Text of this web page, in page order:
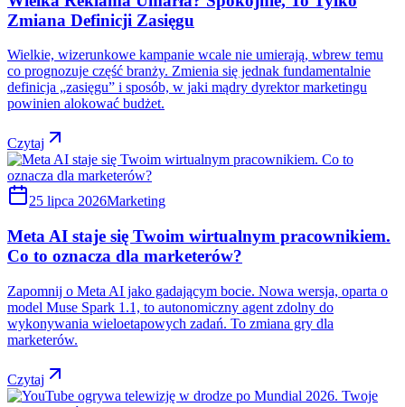
Zmiana Definicji Zasięgu
Wielkie, wizerunkowe kampanie wcale nie umierają, wbrew temu
co prognozuje część branży. Zmienia się jednak fundamentalnie
definicja „zasięgu” i sposób, w jaki mądry dyrektor marketingu
powinien alokować budżet.
Czytaj
25 lipca 2026Marketing
Meta AI staje się Twoim wirtualnym pracownikiem.
Co to oznacza dla marketerów?
Zapomnij o Meta AI jako gadającym bocie. Nowa wersja, oparta o
model Muse Spark 1.1, to autonomiczny agent zdolny do
wykonywania wieloetapowych zadań. To zmiana gry dla
marketerów.
Czytaj